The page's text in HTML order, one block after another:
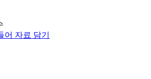
어 자료 담기